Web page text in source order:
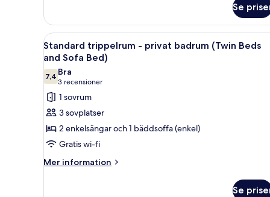
Sofa
Bed)
trippelrum
delat
badrum
Bed
and
Sofa
Bed)
Se
Öppna
alla
foton
för
Standard
trippelrum
-
privat
badrum
(Twin
Ett hotellrum med två
5
Standard trippelrum - privat badrum (Twin Beds
and Sofa Bed)
7,47,4 av 10
Bra
3 recensioner
(3 recensioner)
1 sovrum
3 sovplatser
2 enkelsängar och 1 bäddsoffa (enkel)
Gratis wi-fi
Mer information
Mer
Se